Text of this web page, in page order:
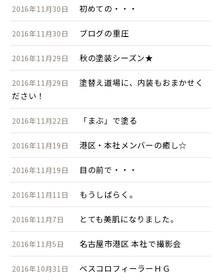
2016年11月30日 初めての・・・
2016年11月30日 ブログの重圧
2016年11月29日 秋の塗装シーズン★
2016年11月29日
塗替え道場に、内装もおまかせく
ださい！
2016年11月22日 「まぶ」で塗る
2016年11月19日 港区・本社メンバーの癒し☆
2016年11月19日 目の前で・・・
2016年11月11日 もうしばらく。
2016年11月7日 とても美肌になりました。
2016年11月5日 名古屋市港区 本社で撮影会
2016年10月31日 べスコロフィーラーＨＧ